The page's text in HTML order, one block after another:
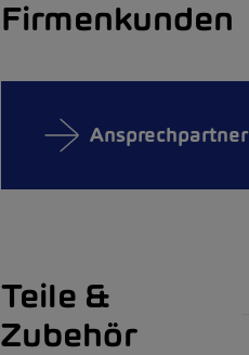
Firmenkunden
Ansprechpartner
Teile &
Zubehör